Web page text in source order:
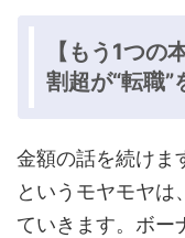
【もう1つ
割超が“転職”
金額の話を続けま
というモヤモヤは
ていきます。ボー